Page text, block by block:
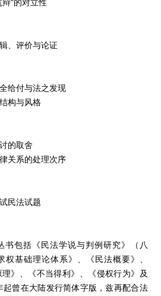
、评价与论证
给付与法之发现
构与风格
的取舍
关系的处理次序
民法试题
书包括《民法学说与判例研究》（八
基础理论体系》、《民法概要》、
理》、《不当得利》、《侵权行为》及
起曾在大陆发行简体字版，兹再配合法